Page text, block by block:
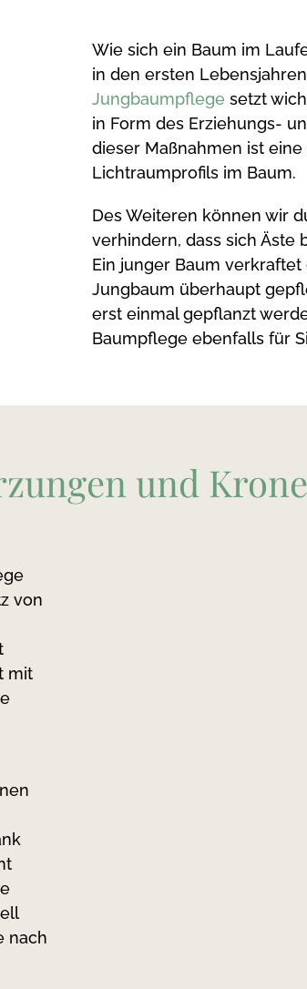
Wie sich ein Baum im
in den ersten
Jungbaumpflege setzt
in Form des Erziehungs-
dieser Maßnahmen ist
Lichtraumprofils im Baum.
Des Weiteren können wir
verhindern, dass sich Äste
Ein junger Baum
Jungbaum überhaupt
erst einmal gepflanzt
Baumpflege ebenfalls für
und
von
mit
nach